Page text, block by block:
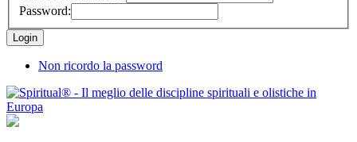
Password:
Non ricordo la password